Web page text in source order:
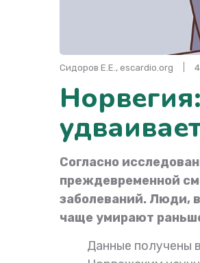
Сидоров Е.Е., escardio.org
Согласно
преждевременной
заболеваний. Люди,
чаще умирают
Данные получены